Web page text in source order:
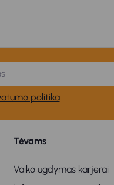
politika
Tėvams
Vaiko ugdymas karjerai